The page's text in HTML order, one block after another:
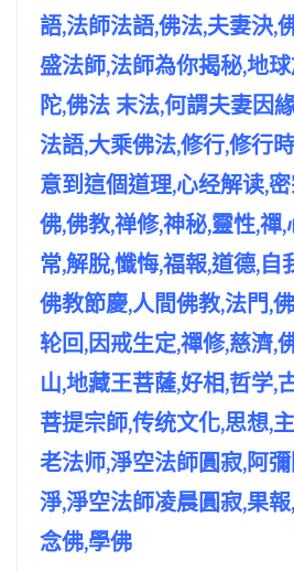
語,法師法語,佛法,夫妻決,
盛法師,法師為你揭秘,地
陀,佛法 末法,何謂夫妻因
法語,大乘佛法,修行,修行
意到這個道理,心经解读,
佛,佛教,禅修,神秘,靈性,禪,
常,解脫,懺悔,福報,道德,自
佛教節慶,人間佛教,法門,
轮回,因戒生定,禪修,慈濟,
山,地藏王菩薩,好相,哲学,
菩提宗師,传统文化,思想,
老法师,淨空法師圓寂,阿
淨,淨空法師凌晨圓寂,果
念佛,學佛